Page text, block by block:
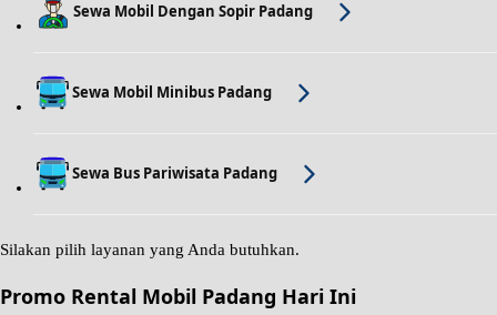
Sewa Mobil Dengan Sopir Padang
Sewa Mobil Minibus Padang
Sewa Bus Pariwisata Padang
Silakan pilih layanan yang Anda butuhkan.
Promo Rental Mobil Padang Hari Ini